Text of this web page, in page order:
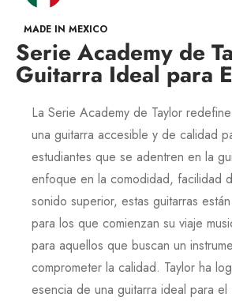
MADE IN MEXICO
Serie Academy de
Guitarra Ideal para
La Serie Academy de Taylor
una guitarra accesible y de calidad
estudiantes que se adentren en la
enfoque en la comodidad, facilidad
sonido superior, estas guitarras
para los que comienzan su viaje
para aquellos que buscan un
comprometer la calidad. Taylor ha
esencia de una guitarra ideal para el